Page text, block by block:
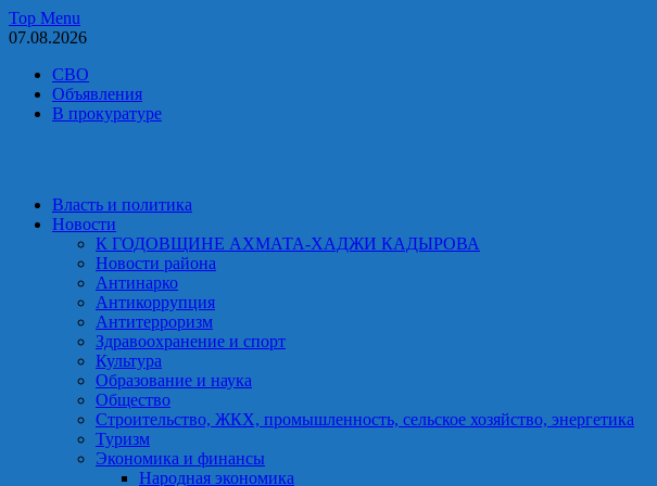
Skip
to
Top Menu
07.08.2026
СВО
Объявления
В прокуратуре
Власть и политика
Новости
К ГОДОВЩИНЕ АХМАТА-ХАДЖИ КАДЫРОВА
Новости района
Антинарко
Антикоррупция
Антитерроризм
Здравоохранение и спорт
Культура
Образование и наука
Общество
Строительство, ЖКХ, промышленность, сельское хозяйство, энергетика
Туризм
Экономика и финансы
Народная экономика